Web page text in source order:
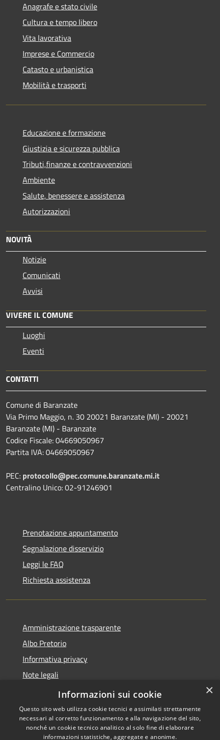
Anagrafe e stato civile
Cultura e tempo libero
Vita lavorativa
Imprese e Commercio
Catasto e urbanistica
Mobilità e trasporti
Educazione e formazione
Giustizia e sicurezza pubblica
Tributi,finanze e contravvenzioni
Ambiente
Salute, benessere e assistenza
Autorizzazioni
NOVITÀ
Notizie
Comunicati
Avvisi
VIVERE IL COMUNE
Luoghi
Eventi
CONTATTI
Comune di Baranzate
Via Primo Maggio, n. 30 20021 Baranzate (MI) - 20021
Baranzate (MI) - Baranzate
Codice Fiscale: 04669050967
Partita IVA: 04669050967
PEC: protocollo@pec.comune.baranzate.mi.it
Centralino Unico: 02-91246901
Prenotazione appuntamento
Segnalazione disservizio
Leggi le FAQ
Richiesta assistenza
Amministrazione trasparente
Albo Pretorio
Informativa privacy
Note legali
Dichiarazione di accessibilità
×
Informazioni sui cookie
Questo sito web utilizza cookie tecnici e assimilati strettamente
necessari al corretto funzionamento e alla navigazione del sito,
nonché un cookie tecnico analitico al solo fine di elaborare
informazioni statistiche, aggregate e anonime.